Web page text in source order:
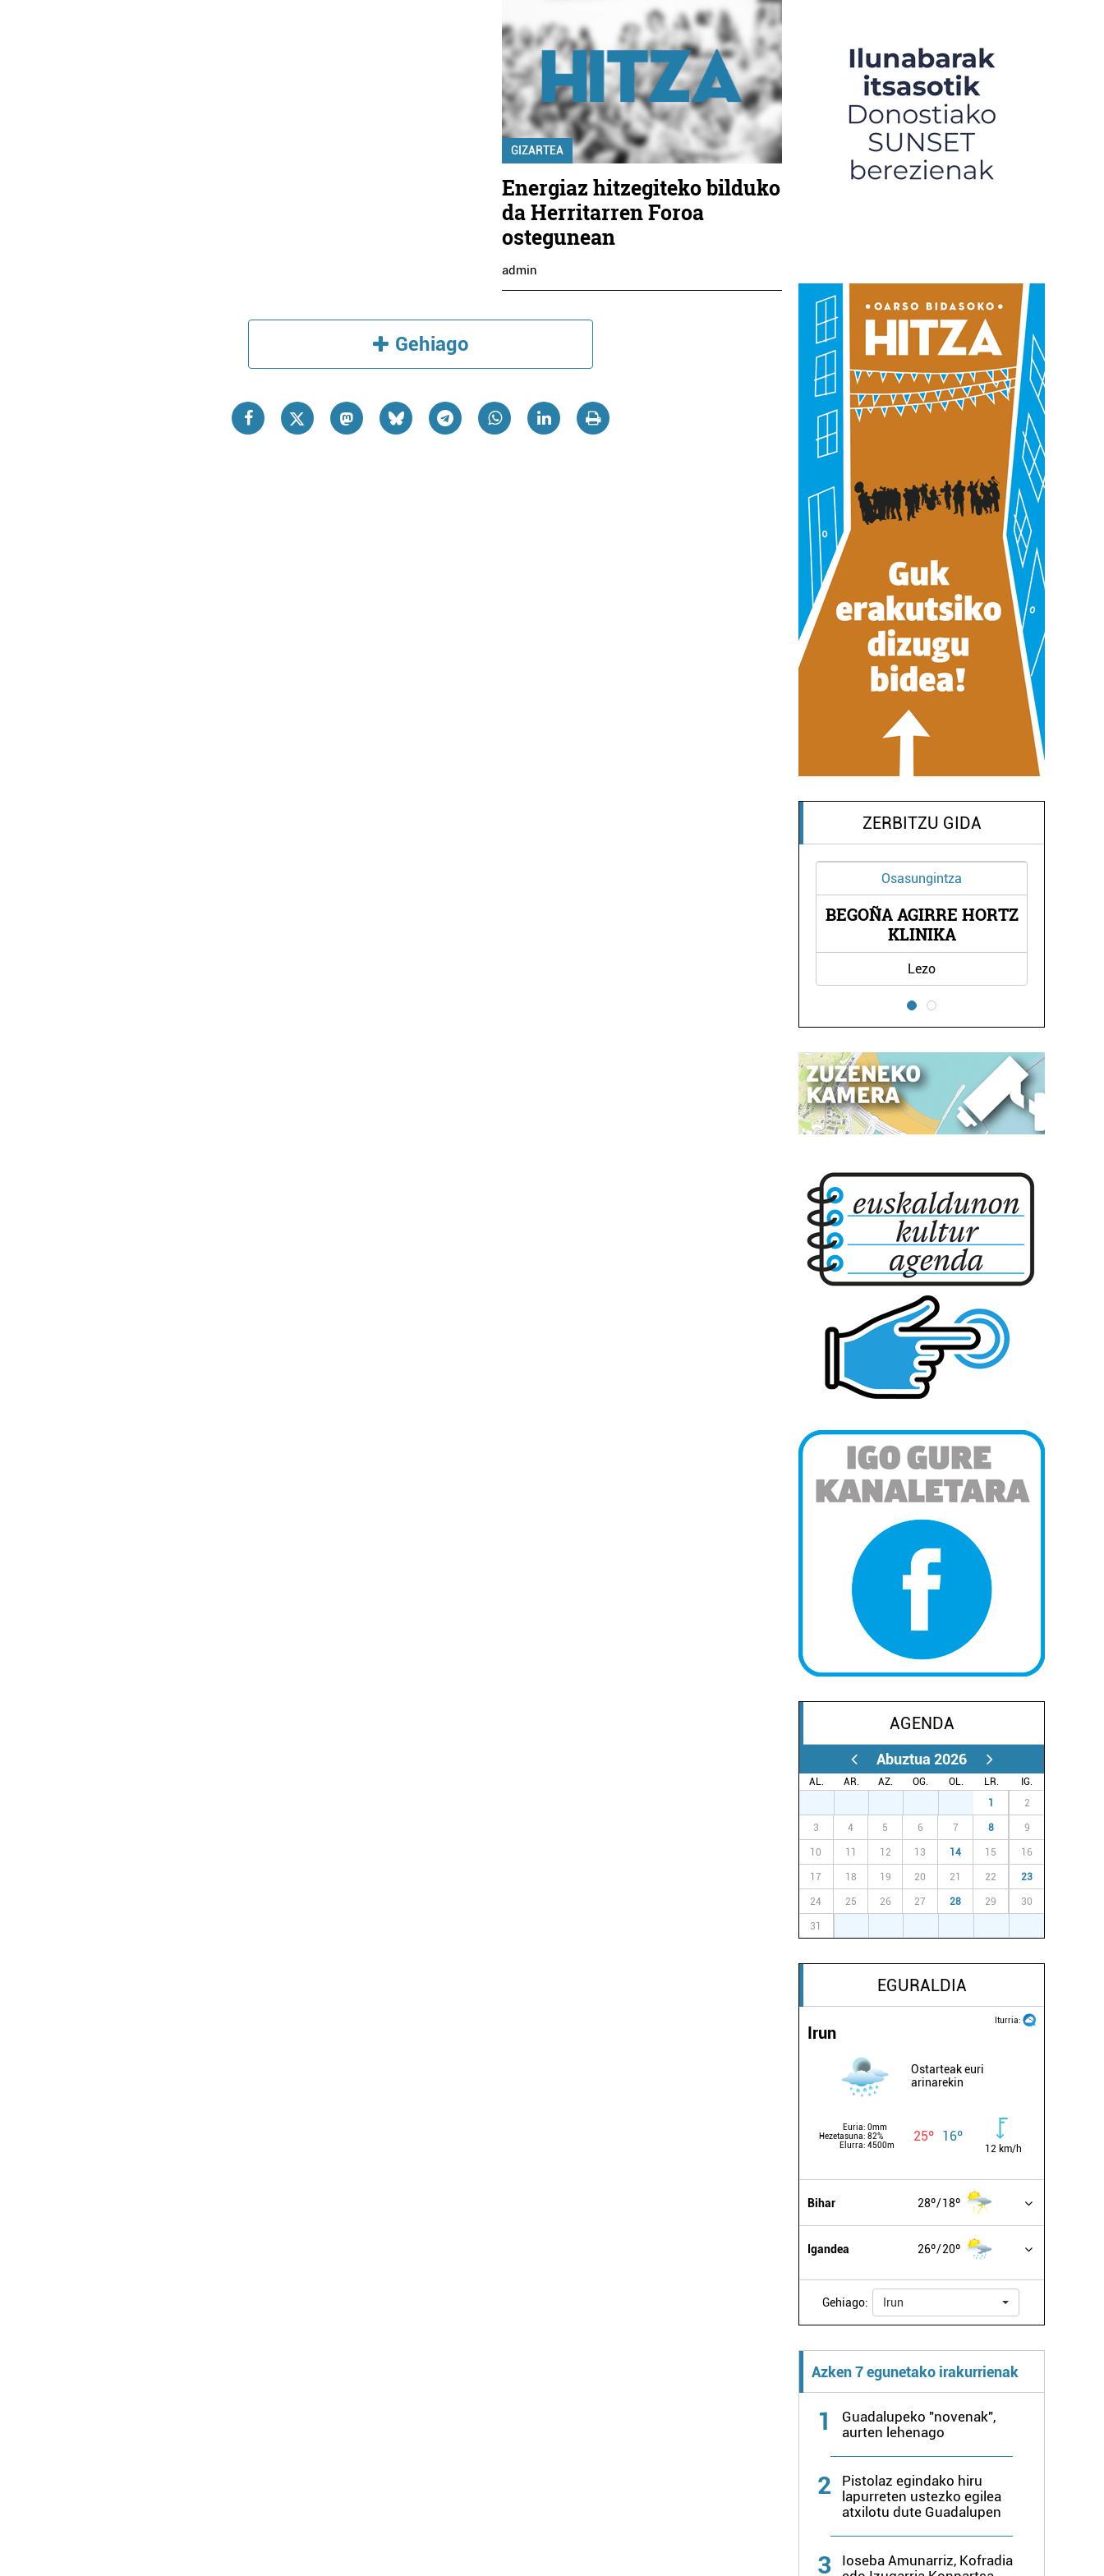
GIZARTEA
Energiaz hitzegiteko bilduko
da Herritarren Foroa
ostegunean
admin
Gehiago
ZERBITZU GIDA
BEGOÑA AGIRRE HORTZ
Animali dendak
KABALA MASKOTA
Errenteria-Orereta
AGENDA
Abuztua 2026
AL. AR. AZ. OG. OL. LR.
IG.
1 2
3 4 5 6 7 8 9
10 11 12 13 14 15 16
17 18 19 20 21 22 23
24 25 26 27 28 29 30
31
EGURALDIA
Iturria:
Irun
Ostarteak euri
arinarekin
Euria: 0mm
Hezetasuna: 82%
Elurra: 4500m
25º 16º
12 km/h
Bihar 28º 18º
Igandea 26º 20º
Gehiago: Irun
Azken 7 egunetako irakurrienak
1
Guadalupeko "novenak",
aurten lehenago
2
Pistolaz egindako hiru
lapurreten ustezko egilea
atxilotu dute Guadalupen
3
Ioseba Amunarriz, Kofradia